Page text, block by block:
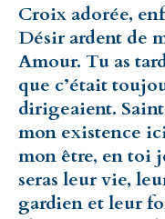
Croix adorée,
Désir ardent de
Amour. Tu as
que c’était
dirigeaient.
mon existence
mon être, en toi
seras leur vie,
gardien et leur